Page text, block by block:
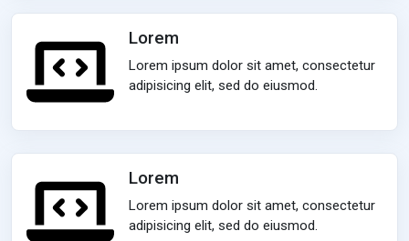
Lorem
Lorem ipsum dolor sit amet, consectetur
adipisicing elit, sed do eiusmod.
Lorem
Lorem ipsum dolor sit amet, consectetur
adipisicing elit, sed do eiusmod.